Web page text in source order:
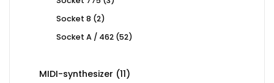
Socket 8 22
Socket A / 462 5252
MIDI-synthesizer 1111